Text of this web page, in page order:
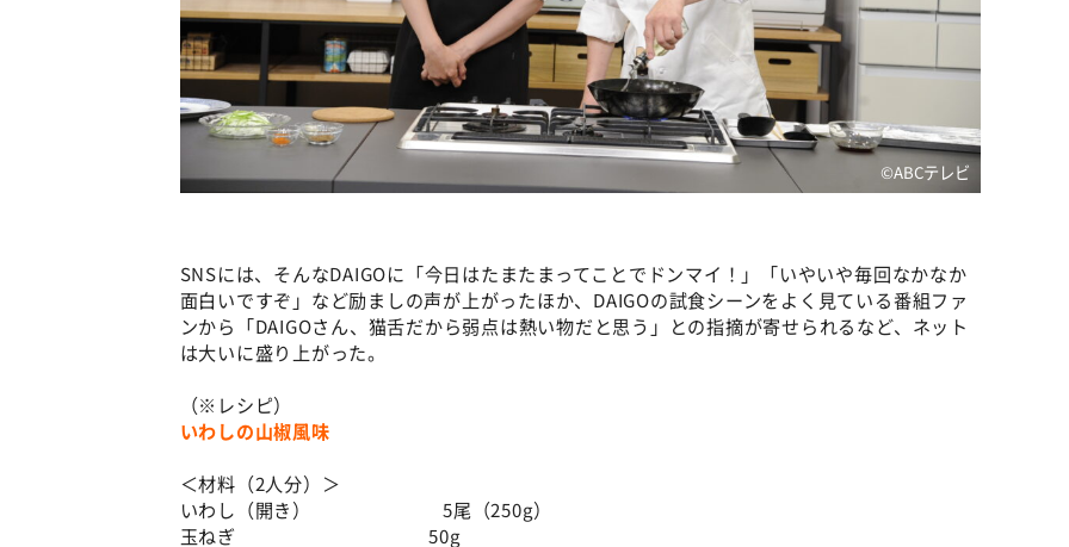
©ABCテレビ
SNSには、そんなDAIGOに「今日はたまたまってことでドンマイ！」「いやいや毎回なかなか
面白いですぞ」など励ましの声が上がったほか、DAIGOの試食シーンをよく見ている番組ファ
ンから「DAIGOさん、猫舌だから弱点は熱い物だと思う」との指摘が寄せられるなど、ネット
は大いに盛り上がった。
（※レシピ）
いわしの山椒風味
＜材料（2人分）＞
いわし（開き） 5尾（250g）
玉ねぎ 50g